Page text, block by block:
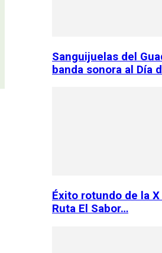
Sanguijuelas del
banda sonora al Día
Éxito rotundo de la X
Ruta El Sabor…